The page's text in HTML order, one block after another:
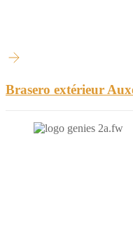
Brasero extérieur